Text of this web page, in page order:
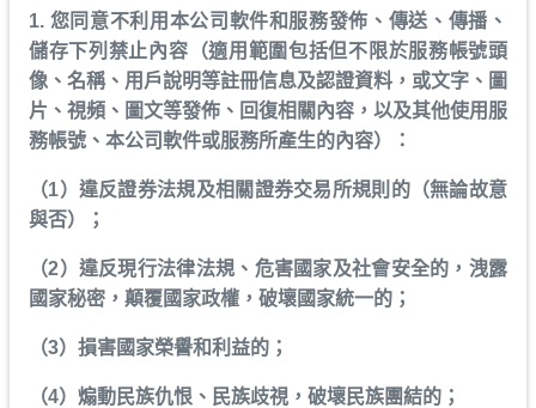
1. 您同意不利用本公司軟件和服務發佈、傳送、傳播、
儲存下列禁止內容（適用範圍包括但不限於服務帳號頭
像、名稱、用戶說明等註冊信息及認證資料，或文字、圖
片、視頻、圖文等發佈、回復相關內容，以及其他使用服
務帳號、本公司軟件或服務所產生的內容）：
（1）違反證券法規及相關證券交易所規則的（無論故意
與否）；
（2）違反現行法律法規、危害國家及社會安全的，洩露
國家秘密，顛覆國家政權，破壞國家統一的；
（3）損害國家榮譽和利益的；
（4）煽動民族仇恨、民族歧視，破壞民族團結的；